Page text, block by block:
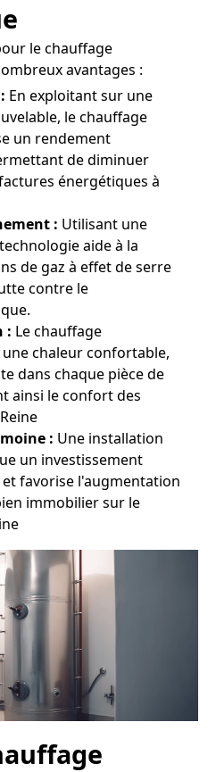
le chauffage
avantages :
En exploitant sur une
le chauffage
un rendement
de diminuer
énergétiques à
: Utilisant une
aide à la
de gaz à effet de serre
contre le
: Le chauffage
chaleur confortable,
dans chaque pièce de
ainsi le confort des
: Une installation
un investissement
favorise l'augmentation
immobilier sur le